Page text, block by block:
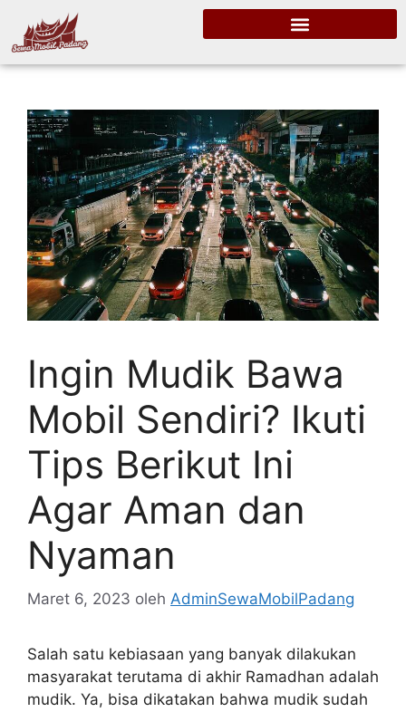
Ingin Mudik Bawa
Mobil Sendiri? Ikuti
Tips Berikut Ini
Agar Aman dan
Nyaman
Maret 6, 2023 oleh AdminSewaMobilPadang
Salah satu kebiasaan yang banyak dilakukan
masyarakat terutama di akhir Ramadhan adalah
mudik. Ya, bisa dikatakan bahwa mudik sudah